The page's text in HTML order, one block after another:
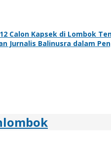
Calon Kapsek di Lombok
Jurnalis Balinusra dalam